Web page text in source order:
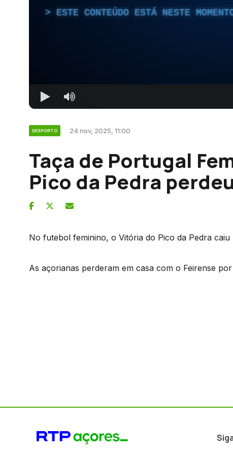
ESTE CONTEÚDO ESTÁ NESTE
DESPORTO 24 nov, 2025, 11:00
Taça de Portugal
Pico da Pedra
No futebol feminino, o Vitória do Pico da Pedra
As açorianas perderam em casa com o Feirense por